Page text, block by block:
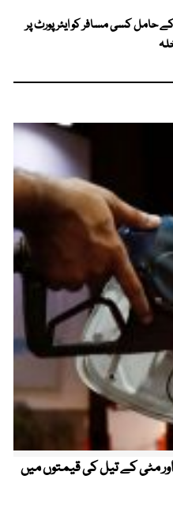
حامل کسی مسافر کو ایئرپورٹ پر
مٹی کے تیل کی قیمتوں میں